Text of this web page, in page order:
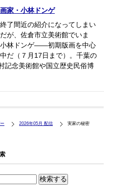
家・小林ドンゲ
了間近の紹介になってしまい
が、佐倉市立美術館でいま
林ドンゲ――初期版画を中心
だ（７月17日まで）。千葉の
記念美術館や国立歴史民俗博
2026年05月 配信 実家の秘密